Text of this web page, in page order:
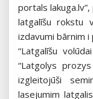
portals
latgalīšu rokstu
izdavumi bārnim
“Latgalīšu
“Latgolys
izgleitojūši
lasejumim